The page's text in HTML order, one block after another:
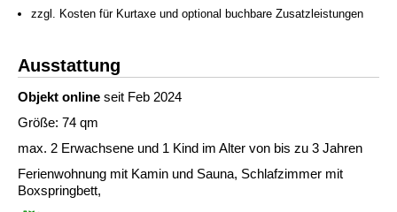
zzgl. Kosten für Kurtaxe und optional buchbare Zusatzleistungen
Ausstattung
Objekt online seit Feb 2024
Größe: 74 qm
max. 2 Erwachsene und 1 Kind im Alter von bis zu 3 Jahren
Ferienwohnung mit Kamin und Sauna, Schlafzimmer mit
Boxspringbett,